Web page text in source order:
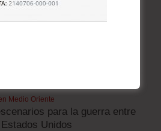
Medio Oriente
para la guerra entre
Unidos